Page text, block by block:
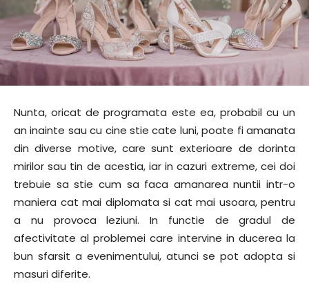
Nunta, oricat de programata este ea, probabil cu un
an inainte sau cu cine stie cate luni, poate fi amanata
din diverse motive, care sunt exterioare de dorinta
mirilor sau tin de acestia, iar in cazuri extreme, cei doi
trebuie sa stie cum sa faca amanarea nuntii intr-o
maniera cat mai diplomata si cat mai usoara, pentru
a nu provoca leziuni. In functie de gradul de
afectivitate al problemei care intervine in ducerea la
bun sfarsit a evenimentului, atunci se pot adopta si
masuri diferite.